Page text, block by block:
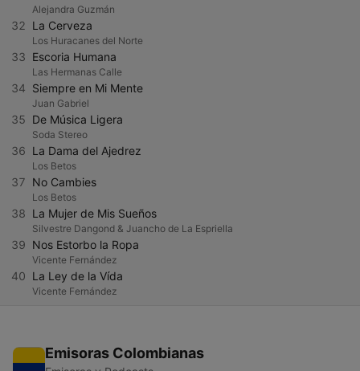
Alejandra Guzmán
32 La Cerveza
Los Huracanes del Norte
33 Escoria Humana
Las Hermanas Calle
34 Siempre en Mi Mente
Juan Gabriel
35 De Música Ligera
Soda Stereo
36 La Dama del Ajedrez
Los Betos
37 No Cambies
Los Betos
38 La Mujer de Mis Sueños
Silvestre Dangond & Juancho de La Espriella
39 Nos Estorbo la Ropa
Vicente Fernández
40 La Ley de la Vída
Vicente Fernández
Emisoras Colombianas